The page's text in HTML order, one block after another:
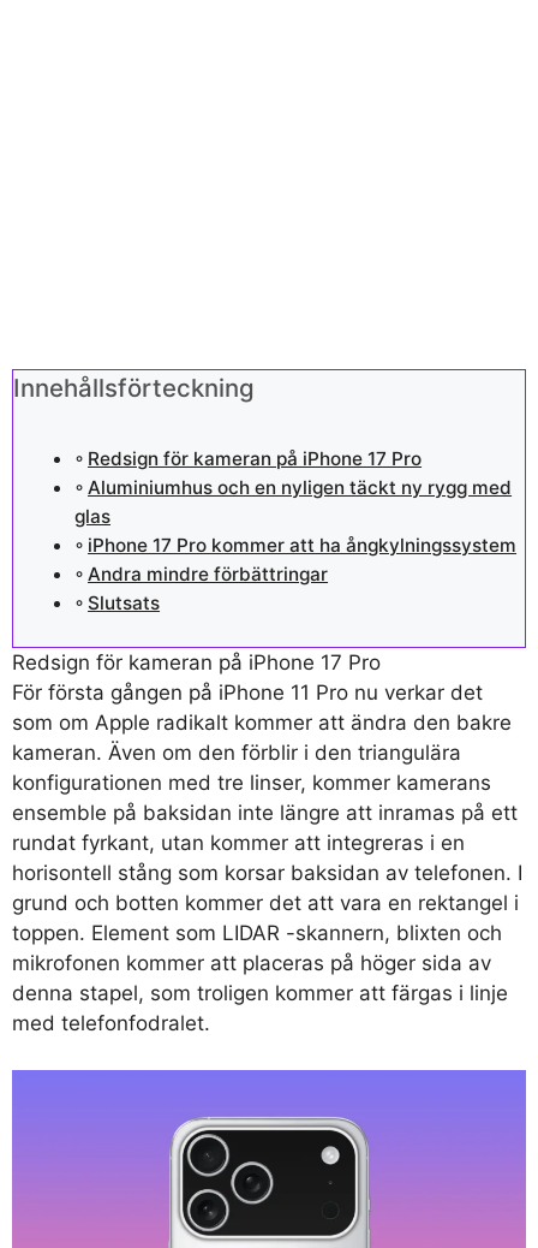
Innehållsförteckning
Redsign för kameran på iPhone 17 Pro
Aluminiumhus och en nyligen täckt ny rygg med
glas
iPhone 17 Pro kommer att ha ångkylningssystem
Andra mindre förbättringar
Slutsats
Redsign för kameran på iPhone 17 Pro
För första gången på iPhone 11 Pro nu verkar det
som om Apple radikalt kommer att ändra den bakre
kameran. Även om den förblir i den triangulära
konfigurationen med tre linser, kommer kamerans
ensemble på baksidan inte längre att inramas på ett
rundat fyrkant, utan kommer att integreras i en
horisontell stång som korsar baksidan av telefonen. I
grund och botten kommer det att vara en rektangel i
toppen. Element som LIDAR -skannern, blixten och
mikrofonen kommer att placeras på höger sida av
denna stapel, som troligen kommer att färgas i linje
med telefonfodralet.